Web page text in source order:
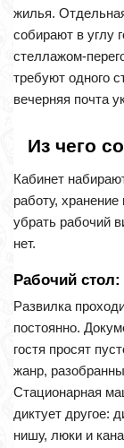
жилья.
собирают в углу
стеллажом-
требуют одного
вечерняя почта
Из чего
Кабинет
работу, хранение
убрать рабочий
нет.
Рабочий
Развилка
постоянно.
гостя просят
жанр,
Стационарная
диктует другое:
нишу, люки и